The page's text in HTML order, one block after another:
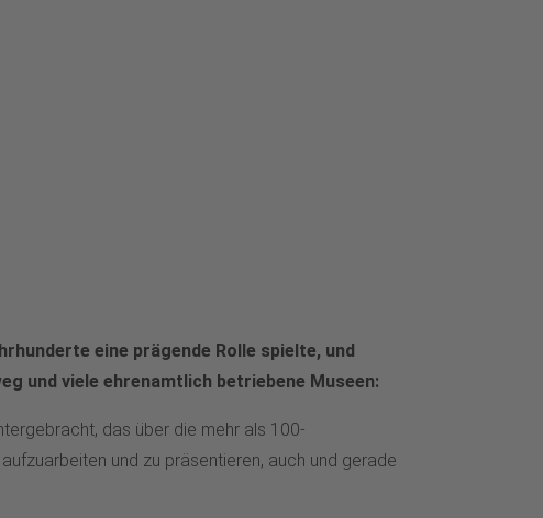
eine prägende Rolle spielte, und
und viele ehrenamtlich betriebene Museen:
das über die mehr als 100-
und zu präsentieren, auch und gerade